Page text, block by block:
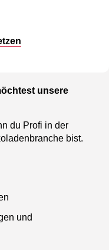
unsere
du Profi in der
bist.
und